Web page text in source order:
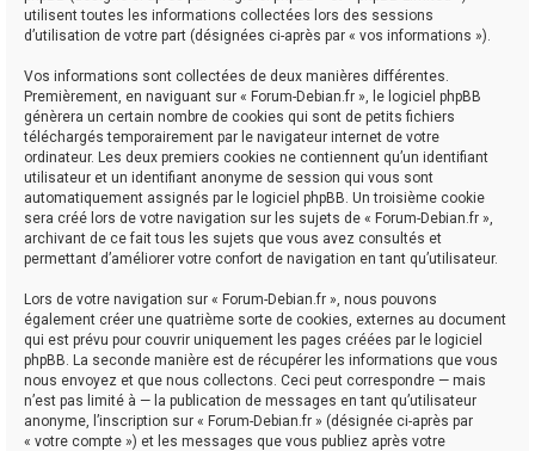
utilisent toutes les informations collectées lors des sessions
d’utilisation de votre part (désignées ci-après par « vos informations »).
Vos informations sont collectées de deux manières différentes.
Premièrement, en naviguant sur « Forum-Debian.fr », le logiciel phpBB
génèrera un certain nombre de cookies qui sont de petits fichiers
téléchargés temporairement par le navigateur internet de votre
ordinateur. Les deux premiers cookies ne contiennent qu’un identifiant
utilisateur et un identifiant anonyme de session qui vous sont
automatiquement assignés par le logiciel phpBB. Un troisième cookie
sera créé lors de votre navigation sur les sujets de « Forum-Debian.fr »,
archivant de ce fait tous les sujets que vous avez consultés et
permettant d’améliorer votre confort de navigation en tant qu’utilisateur.
Lors de votre navigation sur « Forum-Debian.fr », nous pouvons
également créer une quatrième sorte de cookies, externes au document
qui est prévu pour couvrir uniquement les pages créées par le logiciel
phpBB. La seconde manière est de récupérer les informations que vous
nous envoyez et que nous collectons. Ceci peut correspondre — mais
n’est pas limité à — la publication de messages en tant qu’utilisateur
anonyme, l’inscription sur « Forum-Debian.fr » (désignée ci-après par
« votre compte ») et les messages que vous publiez après votre